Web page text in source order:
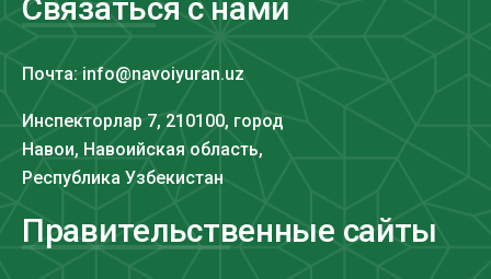
Связаться с нами
Почта: info@navoiyuran.uz
Инспекторлар 7, 210100, город
Навои, Навоийская область,
Республика Узбекистан
Правительственные сайты